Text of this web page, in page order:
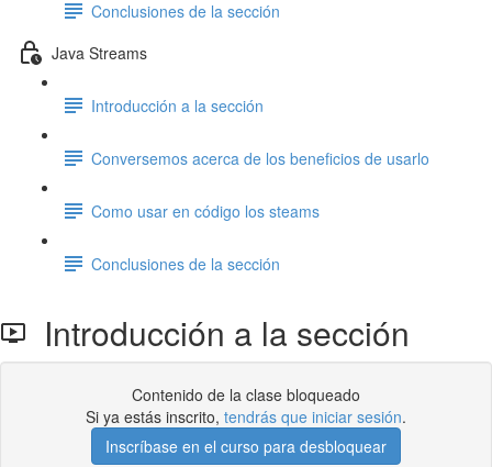
Conclusiones de la sección
Java Streams
Introducción a la sección
Conversemos acerca de los beneficios de usarlo
Como usar en código los steams
Conclusiones de la sección
Introducción a la sección
Contenido de la clase bloqueado
Si ya estás inscrito, tendrás que iniciar sesión.
Inscríbase en el curso para desbloquear